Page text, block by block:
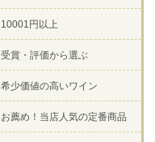
10001円以上
受賞・評価から選ぶ
希少価値の高いワイン
お薦め！当店人気の定番商品